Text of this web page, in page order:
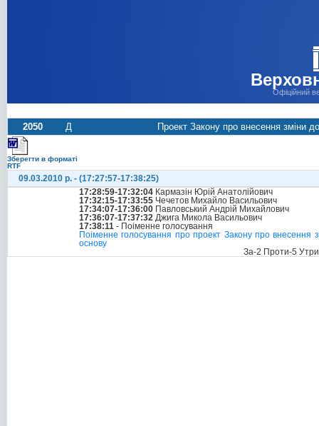
Офіційний
2050 Д Проект Закону про внесення зміни
Зберегти в форматі
RTF
09.03.2010 р. - (17:27:57-17:38:25)
17:28:59-17:32:04 Кармазін Юрій Анатолійович
17:32:15-17:33:55 Чечетов Михайло Васильович
17:34:07-17:36:00 Павловський Андрій Михайлович
17:36:07-17:37:32 Джига Микола Васильович
17:38:11 - Поіменне голосування
Поіменне голосування про проект Закону про внесення
основу
За-2 Проти-5